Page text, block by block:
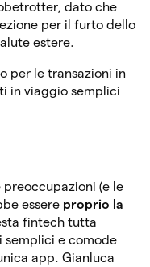
dato che
per il furto dello
estere.
per le transazioni in
in viaggio semplici
preoccupazioni (e le
essere proprio la
fintech tutta
semplici e comode
app. Gianluca